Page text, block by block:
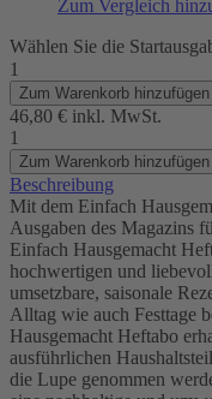
Zum Vergleich
Wählen Sie die
1
Zum Warenkorb hinzufügen
46,80 € inkl. MwSt.
1
Zum Warenkorb hinzufügen
Beschreibung
Mit dem Einfach
Ausgaben des Magazins
Einfach Hausgemacht
hochwertigen und
umsetzbare, saisonale
Alltag wie auch Festtage
Hausgemacht Heftabo
ausführlichen
die Lupe genommen